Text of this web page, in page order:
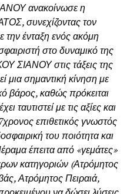
ανακοίνωσε η
συνεχίζοντας τον
την ένταξη ενός ακόμη
στο δυναμικό της
ΣΙΑΝΟΥ στις τάξεις της
μια σημαντική κίνηση με
βάρος, καθώς πρόκειται
ταυτιστεί με τις αξίες και
επιθετικός γνωστός
του ποιότητα και
έπειτα από «γεμάτες»
κατηγοριών (Ατρόμητος
Ατρόμητος Πειραιά,